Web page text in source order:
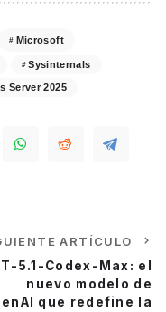
Microsoft
Sysinternals
Server 2025
ARTÍCULO
5.1-Codex-Max: el
nuevo modelo de
que redefine la